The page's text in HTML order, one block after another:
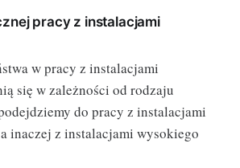
pracy z instalacjami
w pracy z instalacjami
się w zależności od rodzaju
do pracy z instalacjami
inaczej z instalacjami wysokiego